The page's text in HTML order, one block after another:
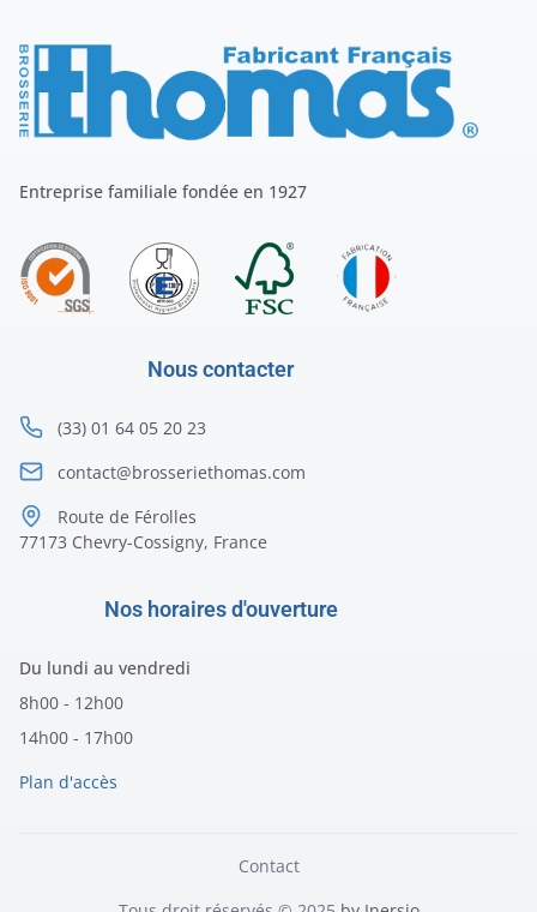
Entreprise familiale fondée en 1927
Nous contacter
(33) 01 64 05 20 23
contact@brosseriethomas.com
Route de Férolles
77173 Chevry-Cossigny, France
Nos horaires d'ouverture
Du lundi au vendredi
8h00 - 12h00
14h00 - 17h00
Plan d'accès
Contact